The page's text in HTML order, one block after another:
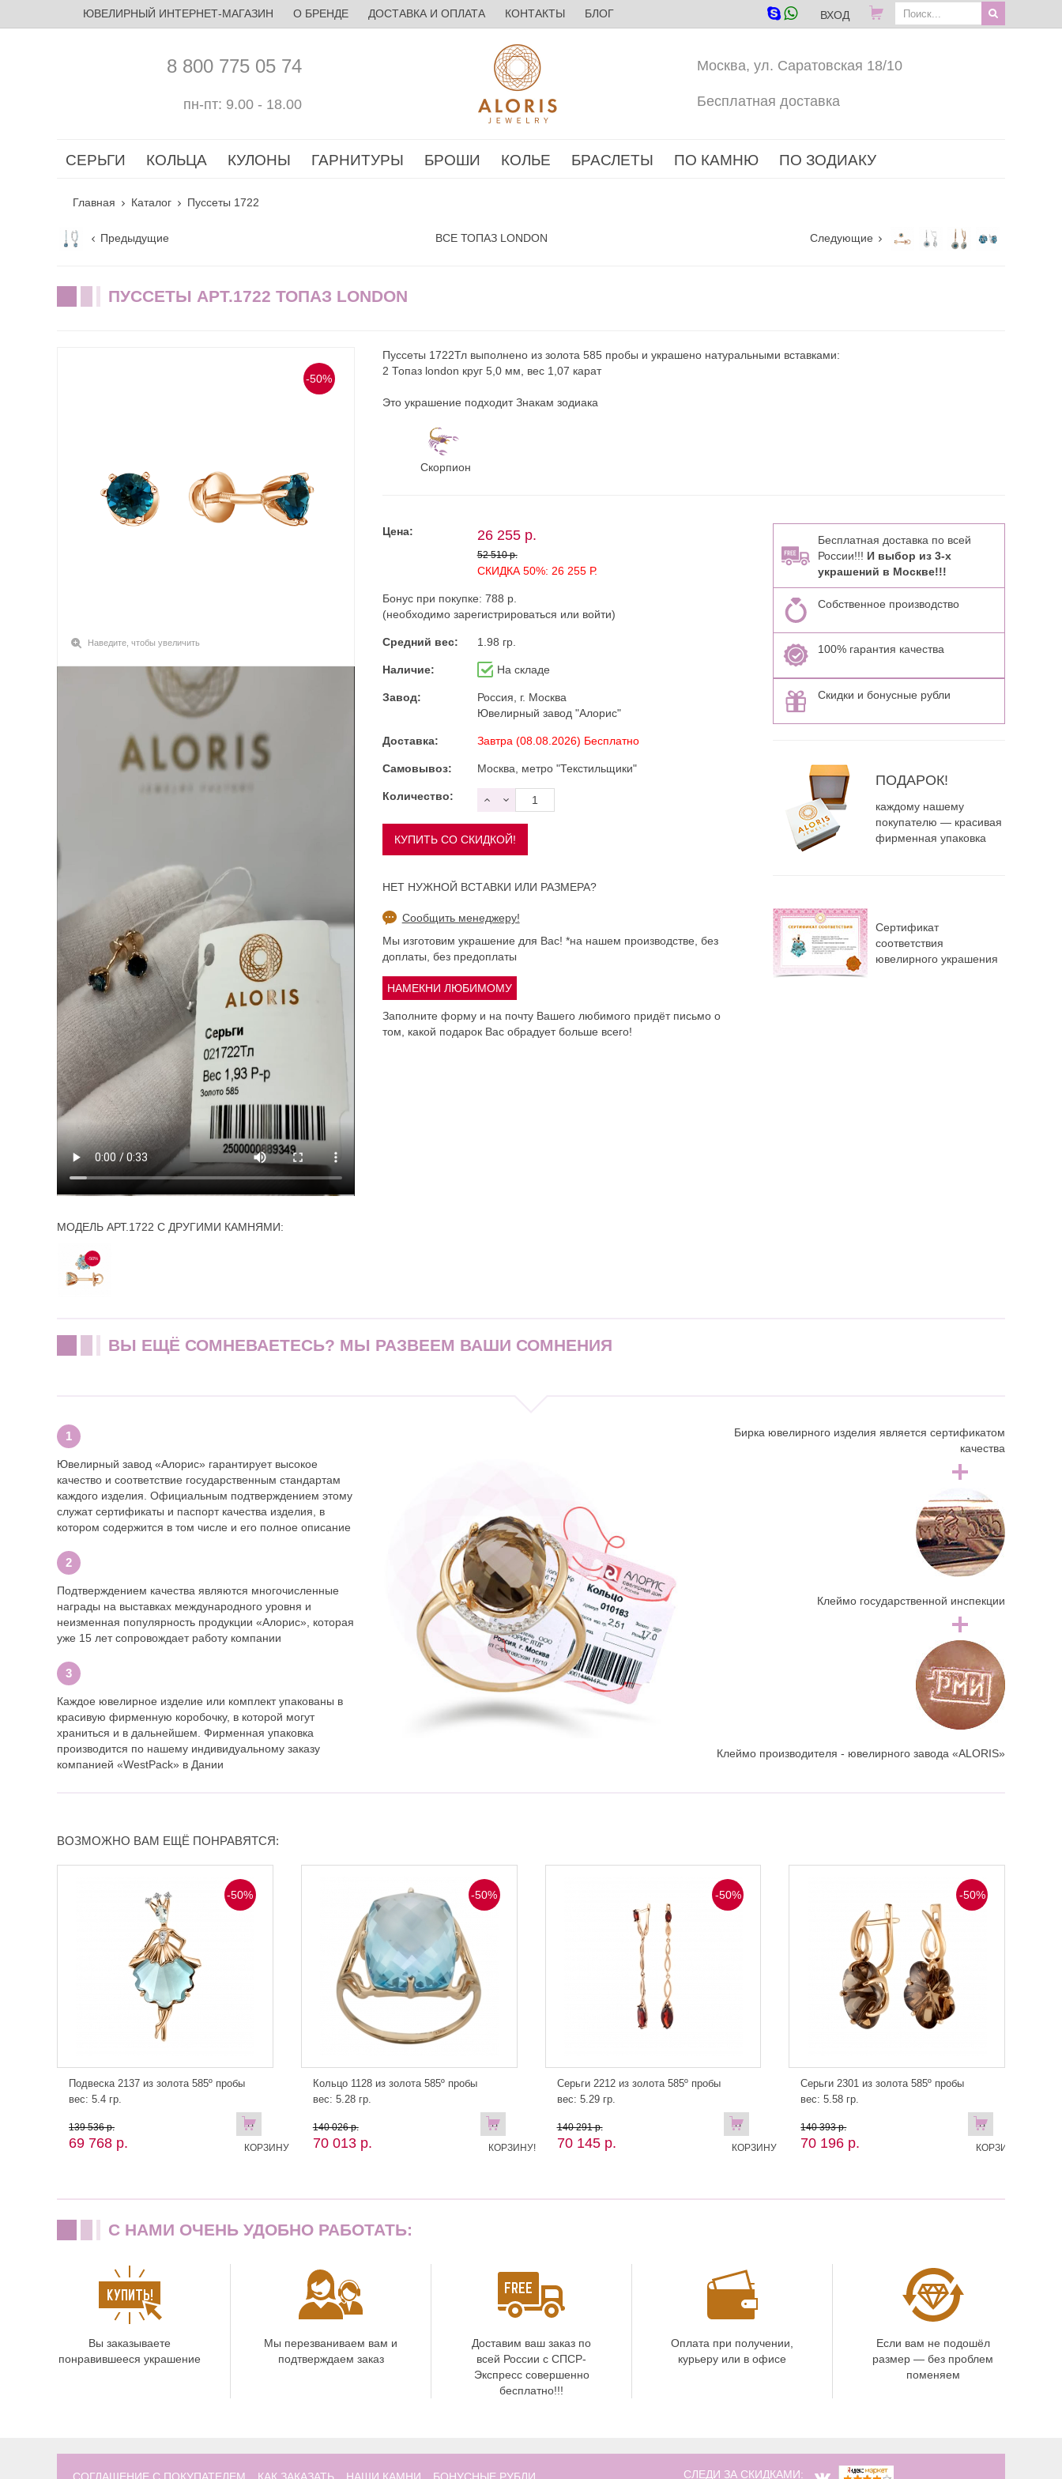
ЮВЕЛИРНЫЙ ИНТЕРНЕТ-МАГАЗИН О БРЕНДЕ ДОСТАВКА И ОПЛАТА КОНТАКТЫ БЛОГ ВХОД
8 800 775 05 74
пн-пт: 9.00 - 18.00
Москва, ул. Саратовская 18/10
Бесплатная доставка
СЕРЬГИ КОЛЬЦА КУЛОНЫ ГАРНИТУРЫ БРОШИ КОЛЬЕ БРАСЛЕТЫ ПО КАМНЮ ПО ЗОДИАКУ
Главная Каталог Пуссеты 1722
Предыдущие ВСЕ ТОПАЗ LONDON Следующие
ПУССЕТЫ АРТ.1722 ТОПАЗ LONDON
-50%
Наведите, чтобы увеличить
МОДЕЛЬ АРТ.1722 С ДРУГИМИ КАМНЯМИ:
-50%
Пуссеты 1722Тл выполнено из золота 585 пробы и украшено натуральными вставками:
2 Топаз london круг 5,0 мм, вес 1,07 карат
Это украшение подходит Знакам зодиака
Скорпион
Цена: 26 255 р.
52 510 р.
СКИДКА 50%: 26 255 Р.
Бонус при покупке: 788 р.
(необходимо зарегистрироваться или войти)
Средний вес: 1.98 гр.
Наличие: На складе
Завод:
Россия, г. Москва
Ювелирный завод "Алорис"
Доставка: Завтра (08.08.2026) Бесплатно
Самовывоз: Москва, метро "Текстильщики"
Количество:
НЕТ НУЖНОЙ ВСТАВКИ ИЛИ РАЗМЕРА?
Сообщить менеджеру!
Мы изготовим украшение для Вас! *на нашем производстве, без
доплаты, без предоплаты
Заполните форму и на почту Вашего любимого придёт письмо о
том, какой подарок Вас обрадует больше всего!
Бесплатная доставка по всей
России!!! И выбор из 3-х
украшений в Москве!!!
Собственное производство
100% гарантия качества
Скидки и бонусные рубли
ПОДАРОК!
каждому нашему
покупателю — красивая
фирменная упаковка
Сертификат
соответствия
ювелирного украшения
ВЫ ЕЩЁ СОМНЕВАЕТЕСЬ? МЫ РАЗВЕЕМ ВАШИ СОМНЕНИЯ
Ювелирный завод «Алорис» гарантирует высокое
качество и соответствие государственным стандартам
каждого изделия. Официальным подтверждением этому
служат сертификаты и паспорт качества изделия, в
котором содержится в том числе и его полное описание
Подтверждением качества являются многочисленные
награды на выставках международного уровня и
неизменная популярность продукции «Алорис», которая
уже 15 лет сопровождает работу компании
Каждое ювелирное изделие или комплект упакованы в
красивую фирменную коробочку, в которой могут
храниться и в дальнейшем. Фирменная упаковка
производится по нашему индивидуальному заказу
компанией «WestPack» в Дании
Бирка ювелирного изделия является сертификатом
качества
Клеймо государственной инспекции
Клеймо производителя - ювелирного завода «ALORIS»
ВОЗМОЖНО ВАМ ЕЩЁ ПОНРАВЯТСЯ:
-50%
Подвеска 2137 из золота 585º пробы
вес: 5.4 гр.
139 536 р.
69 768 р.
В
КОРЗИНУ
-50%
Кольцо 1128 из золота 585º пробы
вес: 5.28 гр.
140 026 р.
70 013 р.
В
КОРЗИНУ!
-50%
Серьги 2212 из золота 585º пробы
вес: 5.29 гр.
140 291 р.
70 145 р.
В
КОРЗИНУ
-50%
Серьги 2301 из золота 585º пробы
вес: 5.58 гр.
140 393 р.
70 196 р.
В
КОРЗИНУ
C НАМИ ОЧЕНЬ УДОБНО РАБОТАТЬ:
Вы заказываете
понравившееся украшение
Мы перезваниваем вам и
подтверждаем заказ
Доставим ваш заказ по
всей России с СПСР-
Экспресс совершенно
бесплатно!!!
Оплата при получении,
курьеру или в офисе
Если вам не подошёл
размер — без проблем
поменяем
СЛЕДИ ЗА СКИДКАМИ: